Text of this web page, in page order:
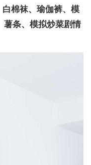
棉袜、瑜伽裤、模
薯条、模拟炒菜剧情